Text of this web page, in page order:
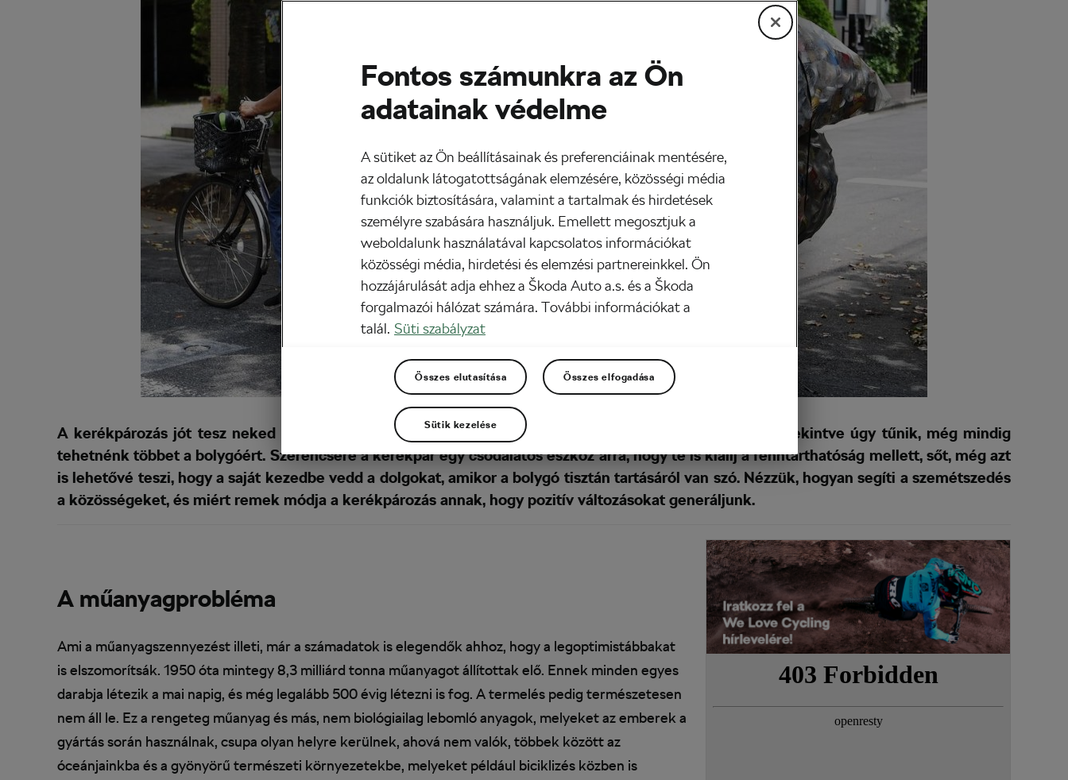
A kerékpározás jót tesz neked és a környezetnek is. De legyünk őszinték – a dolgok jelenlegi állását tekintve úgy tűnik, még mindig
tehetnénk többet a bolygóért. Szerencsére a kerékpár egy csodálatos eszköz arra, hogy te is kiállj a fenntarthatóság mellett, sőt, még azt
is lehetővé teszi, hogy a saját kezedbe vedd a dolgokat, amikor a bolygó tisztán tartásáról van szó. Nézzük, hogyan segíti a szemétszedés
a közösségeket, és miért remek módja a kerékpározás annak, hogy pozitív változásokat generáljunk.
A műanyagprobléma
Ami a műanyagszennyezést illeti, már a számadatok is elegendők ahhoz, hogy a legoptimistábbakat
is elszomorítsák. 1950 óta mintegy 8,3 milliárd tonna műanyagot állítottak elő. Ennek minden egyes
darabja létezik a mai napig, és még legalább 500 évig létezni is fog. A termelés pedig természetesen
nem áll le. Ez a rengeteg műanyag és más, nem biológiailag lebomló anyagok, melyeket az emberek a
gyártás során használnak, csupa olyan helyre kerülnek, ahová nem valók, többek között az
óceánjainkba és a gyönyörű természeti környezetekbe, melyeket például biciklizés közben is
Fontos számunkra az Ön
adatainak védelme
A sütiket az Ön beállításainak és preferenciáinak mentésére,
az oldalunk látogatottságának elemzésére, közösségi média
funkciók biztosítására, valamint a tartalmak és hirdetések
személyre szabására használjuk. Emellett megosztjuk a
weboldalunk használatával kapcsolatos információkat
közösségi média, hirdetési és elemzési partnereinkkel. Ön
hozzájárulását adja ehhez a Škoda Auto a.s. és a Škoda
forgalmazói hálózat számára. További információkat a
talál. Süti szabályzat
Összes elutasítása Összes elfogadása
Sütik kezelése